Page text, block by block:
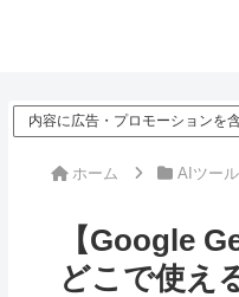
内容に広告・プロモーションを
ホーム AIツール
【Google
どこで使え